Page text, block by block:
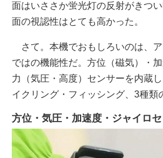
面はいささか蛍光灯の反射がきつ
面の視認性はとても高かった。
さて。本機でおもしろいのは、
ではの機能性だ。方位（磁気）・
力（気圧・高度）センサーを内蔵
イクリング・フィッシング、3種類
方位・気圧・加速度・ジャイロ